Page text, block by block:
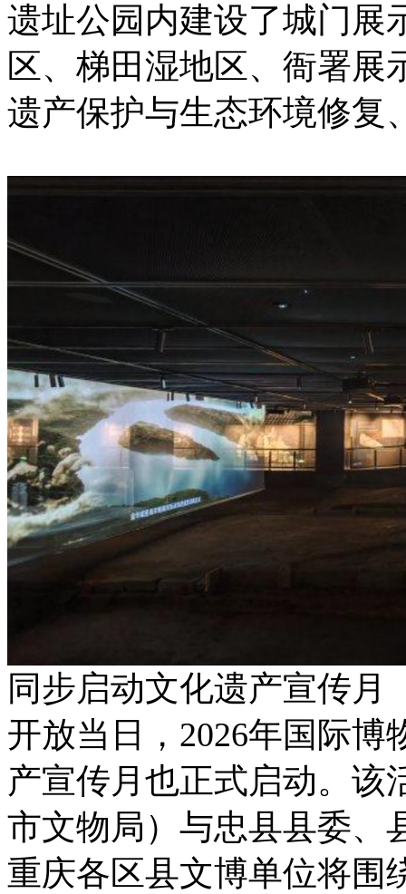
遗址公园内建设了城门展
区、梯田湿地区、衙署展
遗产保护与生态环境修复
同步启动文化遗产宣传月
开放当日，2026年国际
产宣传月也正式启动。该
市文物局）与忠县县委、
重庆各区县文博单位将围